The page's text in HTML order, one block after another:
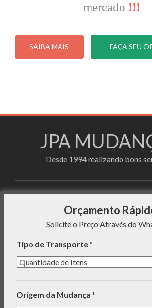
mercado !!!
SAIBA MAIS FAÇA SEU
JPA
Desde 1994 realizando bons
orçamento rápido e enviaremos uma
preço do serviço para seu
INFORMAÇÕES
Orçamento
Solicite o Preço Através do
Tipo de Transporte *
Origem da Mudança *